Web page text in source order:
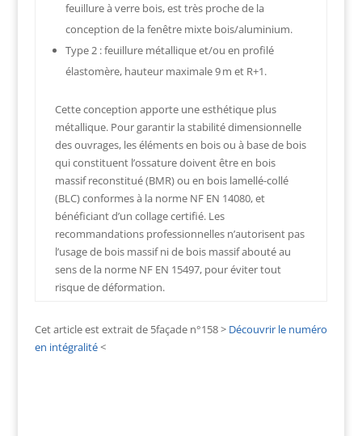
feuillure à verre bois, est très proche de la
conception de la fenêtre mixte bois/aluminium.
Type 2 : feuillure métallique et/ou en profilé
élastomère, hauteur maximale 9 m et R+1.
Cette conception apporte une esthétique plus
métallique. Pour garantir la stabilité dimensionnelle
des ouvrages, les éléments en bois ou à base de bois
qui constituent l’ossature doivent être en bois
massif reconstitué (BMR) ou en bois lamellé-collé
(BLC) conformes à la norme NF EN 14080, et
bénéficiant d’un collage certifié. Les
recommandations professionnelles n’autorisent pas
l’usage de bois massif ni de bois massif abouté au
sens de la norme NF EN 15497, pour éviter tout
risque de déformation.
Cet article est extrait de 5façade n°158 > Découvrir le numéro
en intégralité<